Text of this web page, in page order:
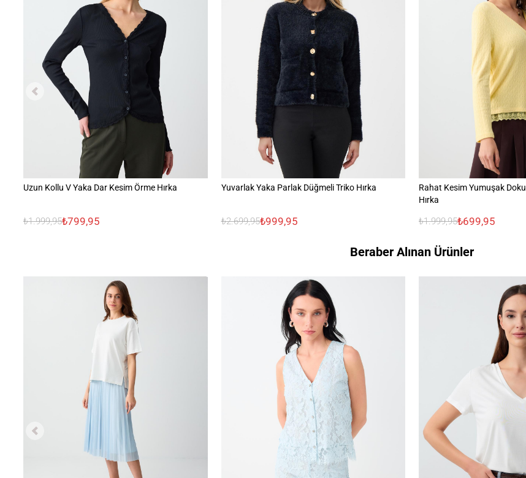
Uzun Kollu V Yaka Dar Kesim Örme Hırka
₺1.999,95₺799,95
Yuvarlak Yaka Parlak Düğmeli Triko Hırka
₺2.699,95₺999,95
Rahat Kesim Yumuşak
Hırka
₺1.999,95₺699,95
Beraber Alınan Ürünler